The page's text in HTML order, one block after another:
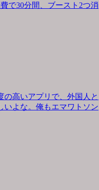
で30分間、ブースト2つ消
高いアプリで、外国人と
いよな。俺もエマワトソン